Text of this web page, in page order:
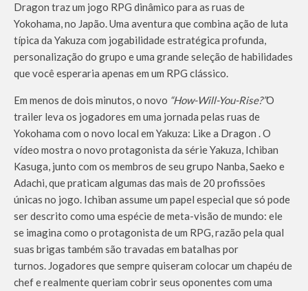
Dragon traz um jogo RPG dinâmico para as ruas de
Yokohama, no Japão. Uma aventura que combina ação de luta
típica da Yakuza com jogabilidade estratégica profunda,
personalização do grupo e uma grande seleção de habilidades
que você esperaria apenas em um RPG clássico.
Em menos de dois minutos, o novo “How-Will-You-Rise?”O
trailer leva os jogadores em uma jornada pelas ruas de
Yokohama com o novo local em Yakuza: Like a Dragon . O
vídeo mostra o novo protagonista da série Yakuza, Ichiban
Kasuga, junto com os membros de seu grupo Nanba, Saeko e
Adachi, que praticam algumas das mais de 20 profissões
únicas no jogo. Ichiban assume um papel especial que só pode
ser descrito como uma espécie de meta-visão de mundo: ele
se imagina como o protagonista de um RPG, razão pela qual
suas brigas também são travadas em batalhas por
turnos. Jogadores que sempre quiseram colocar um chapéu de
chef e realmente queriam cobrir seus oponentes com uma